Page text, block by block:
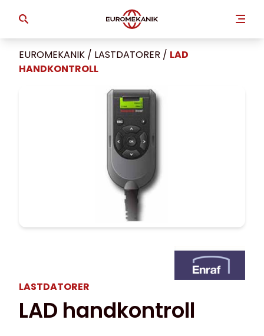
EUROMEKANIK / LASTDATORER / LAD
HANDKONTROLL
LASTDATORER
LAD handkontroll